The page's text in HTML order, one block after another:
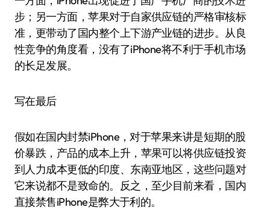
步；另一方面，苹果对于自家供应链的严格审核标
准，更带动了国内整个上下游产业链的进步。从良
性竞争的角度看，没有了iPhone将不利于手机市场
的长足发展。
写在最后
假如在国内封禁iPhone，对于苹果来讲是短期的股
价暴跌，产品的成本上升，苹果可以将供应链投资
到人力成本更低的印度、东南亚地区，这些问题对
它来说都不是致命的。反之，至少目前来看，国内
直接禁售iPhone是弊大于利的。